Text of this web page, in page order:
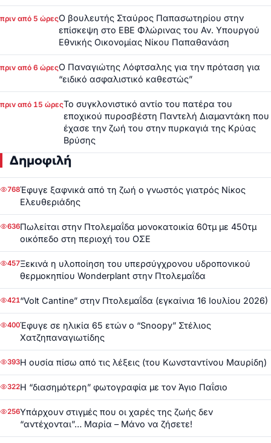
πριν από 5 ώρεςΟ βουλευτής Σταύρος Παπασωτηρίου στην
επίσκεψη στο ΕΒΕ Φλώρινας του Αν. Υπουργού
Εθνικής Οικονομίας Νίκου Παπαθανάση
πριν από 6 ώρεςΟ Παναγιώτης Λόφτσαλης για την πρόταση για
“ειδικό ασφαλιστικό καθεστώς”
πριν από 15 ώρεςΤο συγκλονιστικό αντίο του πατέρα του
εποχικού πυροσβέστη Παντελή Διαμαντάκη που
έχασε την ζωή του στην πυρκαγιά της Κρύας
Βρύσης
Δημοφιλή
768Έφυγε ξαφνικά από τη ζωή ο γνωστός γιατρός Νίκος
Ελευθεριάδης
636Πωλείται στην Πτολεμαΐδα μονοκατοικία 60τμ με 450τμ
οικόπεδο στη περιοχή του ΟΣΕ
457Ξεκινά η υλοποίηση του υπερσύγχρονου υδροπονικού
θερμοκηπίου Wonderplant στην Πτολεμαΐδα
421“Volt Cantine” στην Πτολεμαΐδα (εγκαίνια 16 Ιουλίου 2026)
400Έφυγε σε ηλικία 65 ετών ο “Snoopy” Στέλιος
Χατζηπαναγιωτίδης
393Η ουσία πίσω από τις λέξεις (του Κωνσταντίνου Μαυρίδη)
322Η “διασημότερη” φωτογραφία με τον Άγιο Παΐσιο
256Υπάρχουν στιγμές που οι χαρές της ζωής δεν
“αντέχονται”… Μαρία – Μάνο να ζήσετε!